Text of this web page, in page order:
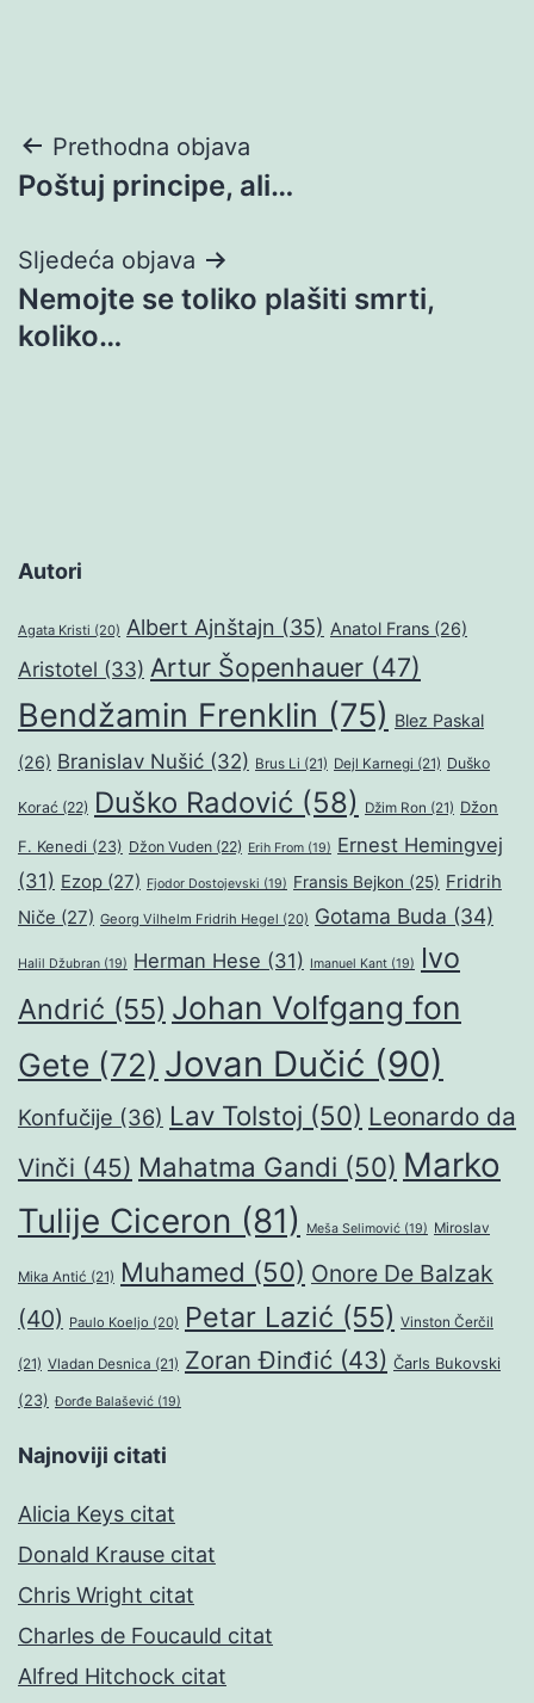
Navigacija
objava
Prethodna objava
Poštuj principe, ali…
Sljedeća objava
Nemojte se toliko plašiti smrti,
koliko…
Autori
Agata Kristi (20) Albert Ajnštajn (35) Anatol Frans (26)
Aristotel (33) Artur Šopenhauer (47)
Bendžamin Frenklin (75) Blez Paskal
(26) Branislav Nušić (32) Brus Li (21) Dejl Karnegi (21) Duško
Korać (22) Duško Radović (58) Džim Ron (21) Džon
F. Kenedi (23) Džon Vuden (22) Erih From (19) Ernest Hemingvej
(31) Ezop (27) Fjodor Dostojevski (19) Fransis Bejkon (25) Fridrih
Niče (27) Georg Vilhelm Fridrih Hegel (20) Gotama Buda (34)
Halil Džubran (19) Herman Hese (31) Imanuel Kant (19)
Ivo
Andrić (55) Johan Volfgang fon
Gete (72) Jovan Dučić (90)
Konfučije (36) Lav Tolstoj (50) Leonardo da
Vinči (45) Mahatma Gandi (50) Marko
Tulije Ciceron (81) Meša Selimović (19) Miroslav
Mika Antić (21) Muhamed (50) Onore De Balzak
(40) Paulo Koeljo (20) Petar Lazić (55) Vinston Čerčil
(21) Vladan Desnica (21) Zoran Đinđić (43) Čarls Bukovski
(23) Đorđe Balašević (19)
Najnoviji citati
Alicia Keys citat
Donald Krause citat
Chris Wright citat
Charles de Foucauld citat
Alfred Hitchock citat